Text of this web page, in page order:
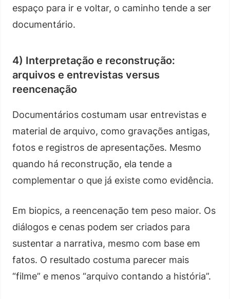
espaço para ir e voltar, o caminho tende a ser
documentário.
4) Interpretação e reconstrução:
arquivos e entrevistas versus
reencenação
Documentários costumam usar entrevistas e
material de arquivo, como gravações antigas,
fotos e registros de apresentações. Mesmo
quando há reconstrução, ela tende a
complementar o que já existe como evidência.
Em biopics, a reencenação tem peso maior. Os
diálogos e cenas podem ser criados para
sustentar a narrativa, mesmo com base em
fatos. O resultado costuma parecer mais
“filme” e menos “arquivo contando a história”.